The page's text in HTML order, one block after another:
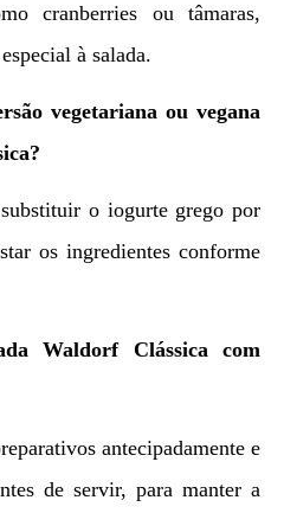
cranberries ou tâmaras,
à salada.
vegetariana ou vegana
o iogurte grego por
os ingredientes conforme
Waldorf Clássica com
antecipadamente e
de servir, para manter a